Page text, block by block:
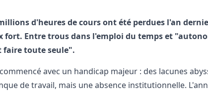
d'heures de cours ont été perdues l'an
fort. Entre trous dans l'emploi du temps et
toute seule".
avec un handicap majeur : des lacunes
de travail, mais une absence institutionnelle.